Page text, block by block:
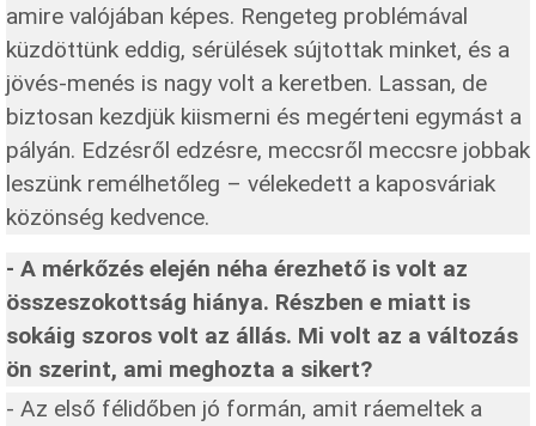
amire valójában képes. Rengeteg problémával
küzdöttünk eddig, sérülések sújtottak minket, és a
jövés-menés is nagy volt a keretben. Lassan, de
biztosan kezdjük kiismerni és megérteni egymást a
pályán. Edzésről edzésre, meccsről meccsre jobbak
leszünk remélhetőleg – vélekedett a kaposváriak
közönség kedvence.
- A mérkőzés elején néha érezhető is volt az
összeszokottság hiánya. Részben e miatt is
sokáig szoros volt az állás. Mi volt az a változás
ön szerint, ami meghozta a sikert?
- Az első félidőben jó formán, amit ráemeltek a